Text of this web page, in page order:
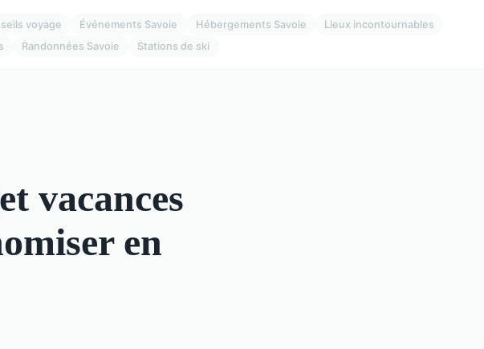
voyage Événements Savoie Hébergements Savoie
Lieux incontournables
Randonnées Savoie Stations de ski
vacances
en